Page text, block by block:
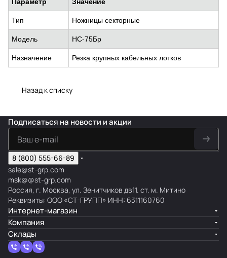
Тип Ножницы секторные
Модель НС-75Бр
Назначение Резка крупных кабельных лотков
Назад к списку
Подписаться на новости и акции
8 (800) 555-66-89
sale@st-grp.com
msk@@st-grp.com
Россия, г. Москва, ул. Зенитчиков дв11. ст. м. Митино
Реквизиты: ООО «СТ-ГРУПП» ИНН: 6311160760
Интернет-магазин
Компания
Склады